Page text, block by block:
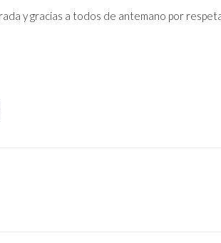
y gracias a todos de antemano por